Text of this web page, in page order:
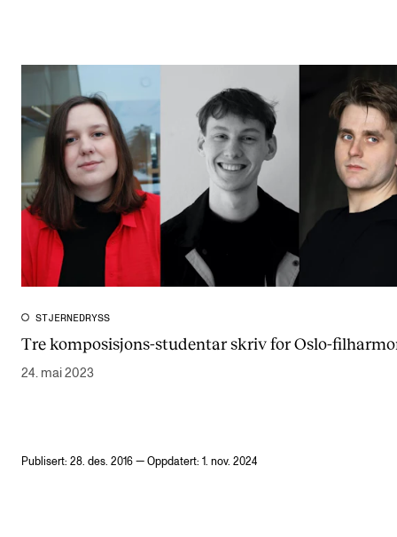
STJERNEDRYSS
Tre komposisjons-studentar skriv for Oslo-
24. mai 2023
Publisert: 28. des. 2016 — Oppdatert: 1. nov. 2024